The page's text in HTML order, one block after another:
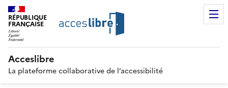
RÉPUBLIQUE
FRANÇAISE
Acceslibre
La plateforme collaborative de l’accessibilité